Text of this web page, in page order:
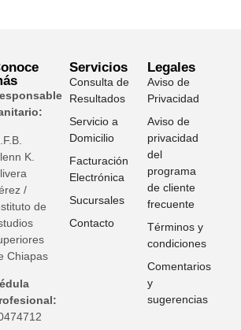
K
/
de
Chiapas
Servicios
Consulta de
Resultados
Servicio a
Domicilio
Facturación
Electrónica
Sucursales
Contacto
Legales
Aviso de
Privacidad
Aviso de
privacidad
del
programa
de cliente
frecuente
Términos y
condiciones
Comentarios
y
sugerencias